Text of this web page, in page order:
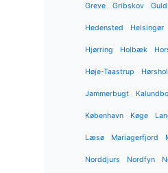
Greve Gribskov
Hedensted Helsingør
Hjørring Holbæk
Høje-Taastrup
Jammerbugt
København Køge
Læsø Mariagerfjord
Norddjurs Nordfyn